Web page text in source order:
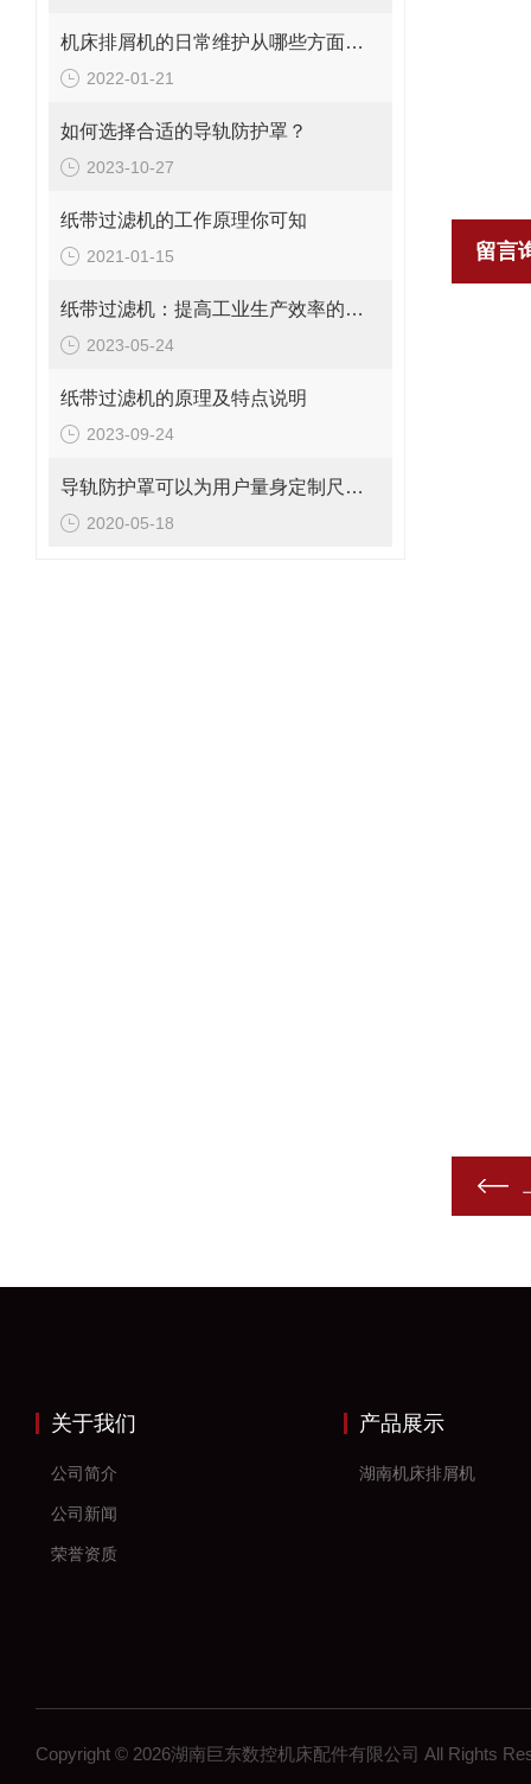
机床排屑机的日常维护从哪些方面入手
2022-01-21
如何选择合适的导轨防护罩？
2023-10-27
纸带过滤机的工作原理你可知
2021-01-15
纸带过滤机：提高工业生产效率的重要设备
2023-05-24
纸带过滤机的原理及特点说明
2023-09-24
导轨防护罩可以为用户量身定制尺寸大小
2020-05-18
留言
关于我们
公司简介
公司新闻
荣誉资质
产品展示
湖南机床排屑机
Copyright © 2026湖南巨东数控机床配件有限公司 All Rights